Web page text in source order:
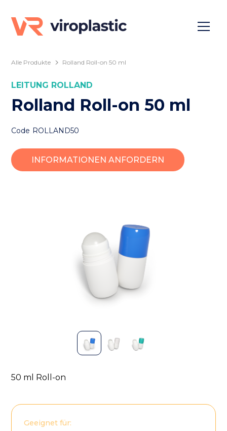
Alle Produkte Rolland Roll-on 50 ml
LEITUNG ROLLAND
Rolland Roll-on 50 ml
Code ROLLAND50
INFORMATIONEN ANFORDERN
50 ml Roll-on
Geeignet für: